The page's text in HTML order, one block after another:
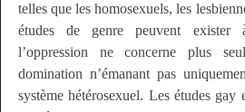
telles que les homosexuels, les
études de genre peuvent exister
l’oppression ne concerne plus
domination n’émanant pas
système hétérosexuel. Les études gay